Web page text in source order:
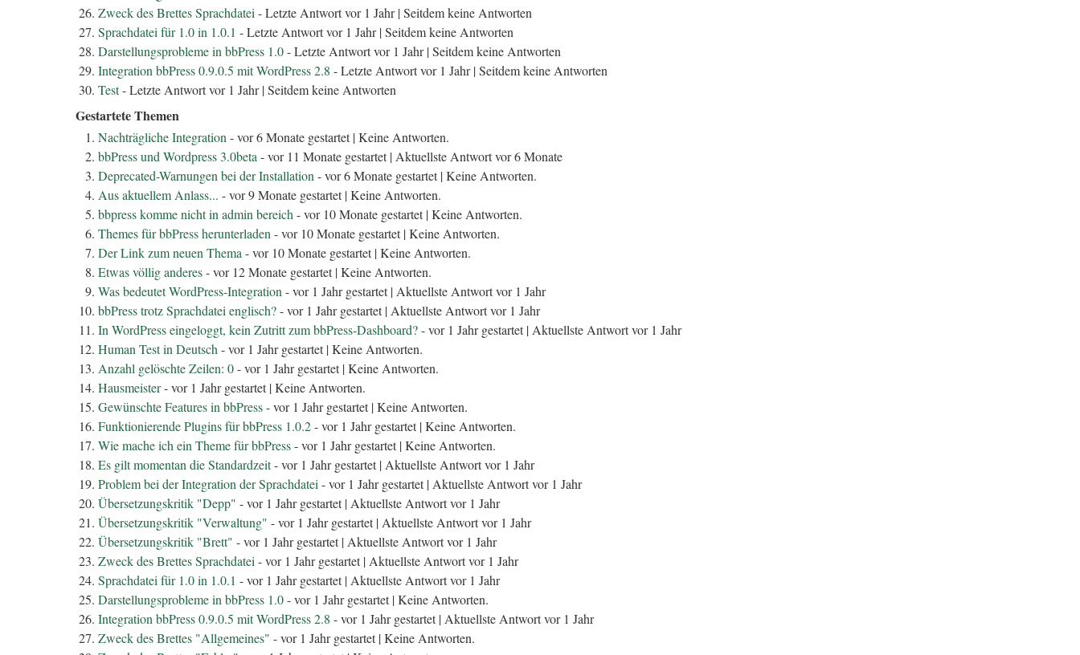
Zweck des Brettes Sprachdatei - Letzte Antwort vor 1 Jahr |Seitdem keine Antworten
Sprachdatei für 1.0 in 1.0.1 - Letzte Antwort vor 1 Jahr |Seitdem keine Antworten
Darstellungsprobleme in bbPress 1.0- Letzte Antwort vor 1 Jahr |Seitdem keine Antworten
Integration bbPress 0.9.0.5 mit WordPress 2.8 - Letzte Antwort vor 1 Jahr |Seitdem keine Antworten
Test- Letzte Antwort vor 1 Jahr |Seitdem keine Antworten
Gestartete Themen
Nachträgliche Integration - vor 6 Monate gestartet |Keine Antworten.
bbPress und Wordpress 3.0beta - vor 11 Monate gestartet | Aktuellste Antwort vor 6 Monate
Deprecated-Warnungen bei der Installation - vor 6 Monate gestartet |Keine Antworten.
Aus aktuellem Anlass... - vor 9 Monate gestartet |Keine Antworten.
bbpress komme nicht in admin bereich - vor 10 Monate gestartet |Keine Antworten.
Themes für bbPress herunterladen - vor 10 Monate gestartet |Keine Antworten.
Der Link zum neuen Thema - vor 10 Monate gestartet |Keine Antworten.
Etwas völlig anderes- vor 12 Monate gestartet |Keine Antworten.
Was bedeutet WordPress-Integration - vor 1 Jahr gestartet | Aktuellste Antwort vor 1 Jahr
bbPress trotz Sprachdatei englisch?- vor 1 Jahr gestartet | Aktuellste Antwort vor 1 Jahr
In WordPress eingeloggt, kein Zutritt zum bbPress-Dashboard?- vor 1 Jahr gestartet | Aktuellste Antwort vor 1 Jahr
Human Test in Deutsch - vor 1 Jahr gestartet |Keine Antworten.
Anzahl gelöschte Zeilen: 0- vor 1 Jahr gestartet |Keine Antworten.
Hausmeister- vor 1 Jahr gestartet |Keine Antworten.
Gewünschte Features in bbPress- vor 1 Jahr gestartet |Keine Antworten.
Funktionierende Plugins für bbPress 1.0.2- vor 1 Jahr gestartet |Keine Antworten.
Wie mache ich ein Theme für bbPress- vor 1 Jahr gestartet |Keine Antworten.
Es gilt momentan die Standardzeit- vor 1 Jahr gestartet | Aktuellste Antwort vor 1 Jahr
Problem bei der Integration der Sprachdatei - vor 1 Jahr gestartet | Aktuellste Antwort vor 1 Jahr
Übersetzungskritik "Depp" - vor 1 Jahr gestartet | Aktuellste Antwort vor 1 Jahr
Übersetzungskritik "Verwaltung" - vor 1 Jahr gestartet | Aktuellste Antwort vor 1 Jahr
Übersetzungskritik "Brett" - vor 1 Jahr gestartet | Aktuellste Antwort vor 1 Jahr
Zweck des Brettes Sprachdatei - vor 1 Jahr gestartet | Aktuellste Antwort vor 1 Jahr
Sprachdatei für 1.0 in 1.0.1 - vor 1 Jahr gestartet | Aktuellste Antwort vor 1 Jahr
Darstellungsprobleme in bbPress 1.0- vor 1 Jahr gestartet |Keine Antworten.
Integration bbPress 0.9.0.5 mit WordPress 2.8 - vor 1 Jahr gestartet | Aktuellste Antwort vor 1 Jahr
Zweck des Brettes "Allgemeines" - vor 1 Jahr gestartet |Keine Antworten.